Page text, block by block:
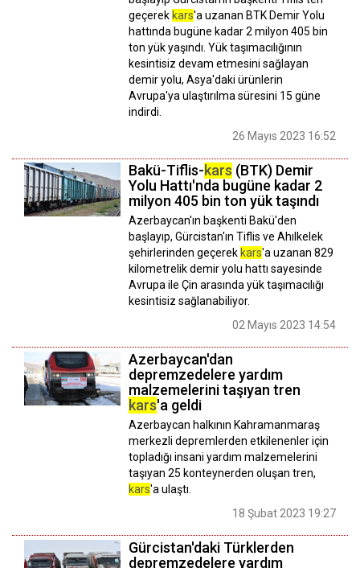
geçerek kars'a uzanan BTK Demir Yolu
hattında bugüne kadar 2 milyon 405 bin
ton yük yaşındı. Yük taşımacılığının
kesintisiz devam etmesini sağlayan
demir yolu, Asya'daki ürünlerin
Avrupa'ya ulaştırılma süresini 15 güne
indirdi.
26 Mayıs 2023 16:52
Bakü-Tiflis-kars (BTK) Demir
Yolu Hattı'nda bugüne kadar 2
milyon 405 bin ton yük taşındı
Azerbaycan'ın başkenti Bakü'den
başlayıp, Gürcistan'ın Tiflis ve Ahılkelek
şehirlerinden geçerek kars'a uzanan 829
kilometrelik demir yolu hattı sayesinde
Avrupa ile Çin arasında yük taşımacılığı
kesintisiz sağlanabiliyor.
02 Mayıs 2023 14:54
Azerbaycan'dan
depremzedelere yardım
malzemelerini taşıyan tren
kars'a geldi
Azerbaycan halkının Kahramanmaraş
merkezli depremlerden etkilenenler için
topladığı insani yardım malzemelerini
taşıyan 25 konteynerden oluşan tren,
kars'a ulaştı.
18 Şubat 2023 19:27
Gürcistan'daki Türklerden
depremzedelere yardım